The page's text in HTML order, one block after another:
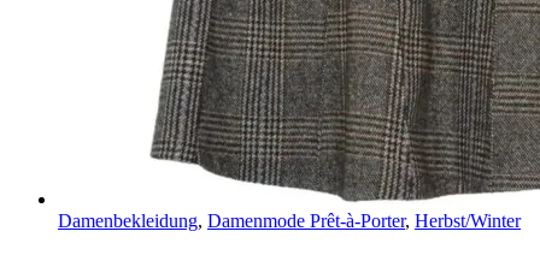
Damenbekleidung, Damenmode Prêt-à-Porter, Herbst/Winter